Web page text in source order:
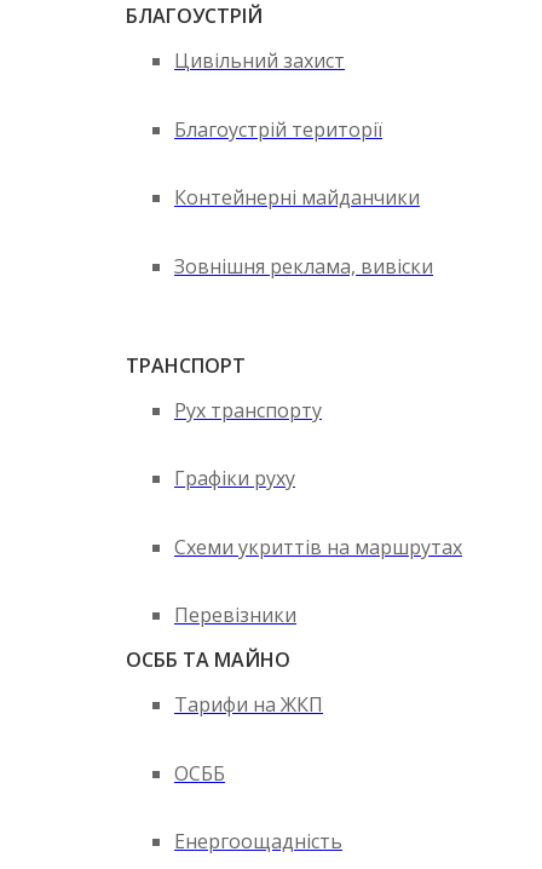
БЛАГОУСТРІЙ
Цивільний захист
Благоустрій території
Контейнерні майданчики
Зовнішня реклама, вивіски
ТРАНСПОРТ
Рух транспорту
Графіки руху
Схеми укриттів на маршрутах
Перевізники
ОСББ ТА МАЙНО
Тарифи на ЖКП
ОСББ
Енергоощадність